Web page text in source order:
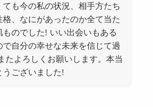
ても今の私の状況、相手方たち
格、なにがあったのか全て当た
ものでした! いい出会いもある
で自分の幸せな未来を信じて過
たよろしくお願いします。本当
うございました!